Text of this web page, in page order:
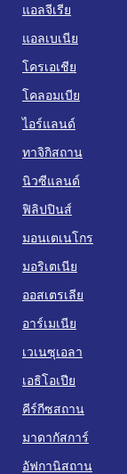
แอลจีเรีย
แอลเบเนีย
โครเอเชีย
โคลอมเบีย
ไอร์แลนด์
ทาจิกิสถาน
นิวซีแลนด์
ฟิลิปปินส์
มอนเตเนโกร
มอริเตเนีย
ออสเตรเลีย
อาร์เมเนีย
เวเนซุเอลา
เอธิโอเปีย
คีร์กีซสถาน
มาดากัสการ์
อัฟกานิสถาน